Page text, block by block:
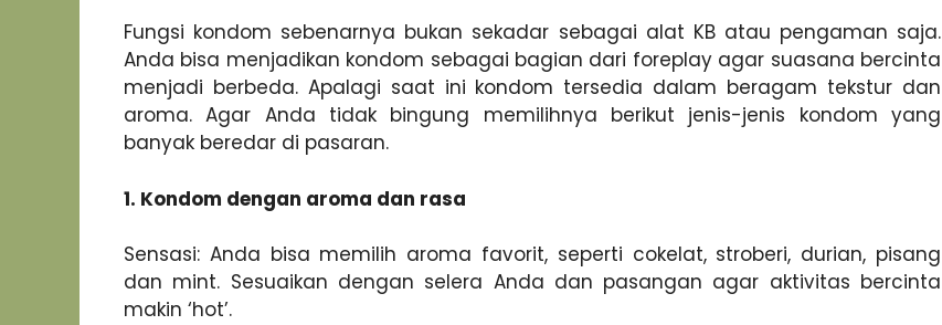
Fungsi kondom sebenarnya bukan sekadar sebagai alat KB atau pengaman saja.
Anda bisa menjadikan kondom sebagai bagian dari foreplay agar suasana bercinta
menjadi berbeda. Apalagi saat ini kondom tersedia dalam beragam tekstur dan
aroma. Agar Anda tidak bingung memilihnya berikut jenis-jenis kondom yang
banyak beredar di pasaran.
1. Kondom dengan aroma dan rasa
Sensasi: Anda bisa memilih aroma favorit, seperti cokelat, stroberi, durian, pisang
dan mint. Sesuaikan dengan selera Anda dan pasangan agar aktivitas bercinta
makin ‘hot’.